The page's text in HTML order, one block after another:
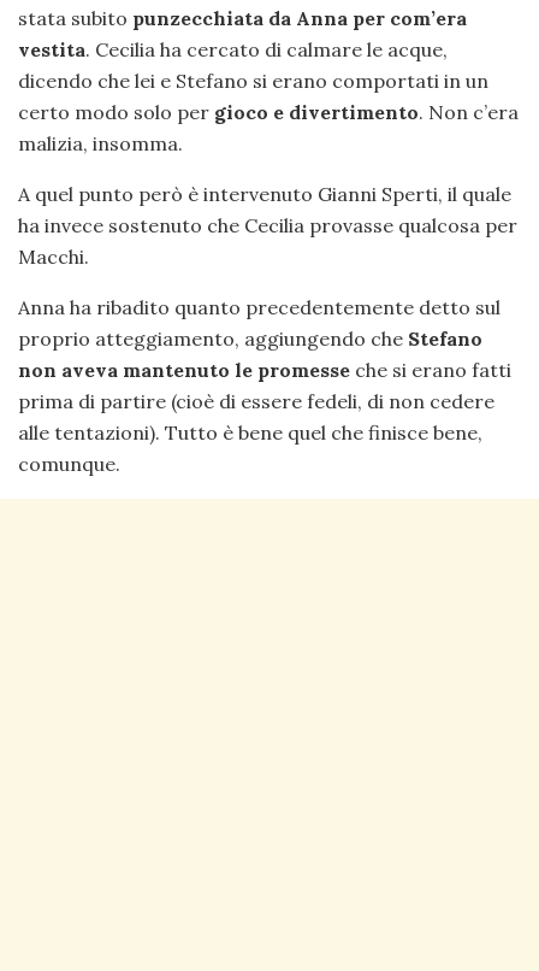
stata subito punzecchiata da Anna per com’era
vestita. Cecilia ha cercato di calmare le acque,
dicendo che lei e Stefano si erano comportati in un
certo modo solo per gioco e divertimento. Non c’era
malizia, insomma.
A quel punto però è intervenuto Gianni Sperti, il quale
ha invece sostenuto che Cecilia provasse qualcosa per
Macchi.
Anna ha ribadito quanto precedentemente detto sul
proprio atteggiamento, aggiungendo che Stefano
non aveva mantenuto le promesse che si erano fatti
prima di partire (cioè di essere fedeli, di non cedere
alle tentazioni). Tutto è bene quel che finisce bene,
comunque.